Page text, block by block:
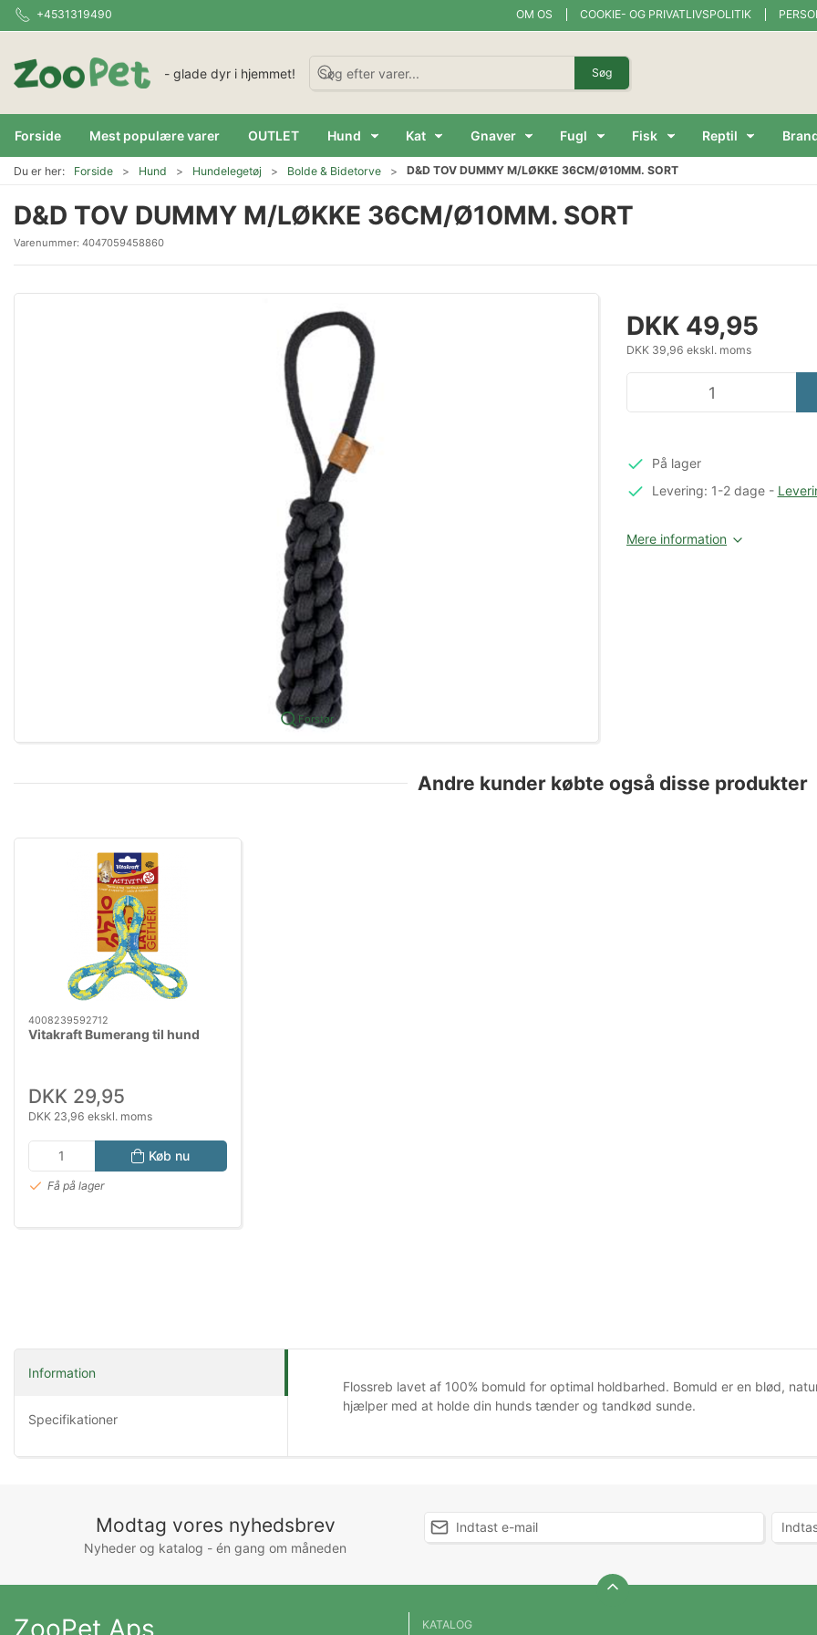
+4531319490 OM OS COOKIE- OG PRIVATLIVSPOLITIK
- glade dyr i hjemmet! Søg
Forside Mest populære varer OUTLET Hund Kat Gnaver Fugl Fisk Reptil
Du er her: Forside Hund Hundelegetøj Bolde & Bidetorve D&D TOV DUMMY M/LØKKE 36CM/Ø10MM. SORT
D&D TOV DUMMY M/LØKKE 36CM/Ø10MM. SORT
Varenummer: 4047059458860
Forstør
DKK 49,95
DKK 39,96 ekskl. moms
På lager
Levering: 1-2 dage-
Mere information
Andre kunder købte også disse produkter
4008239592712
Vitakraft Bumerang til hund
DKK 29,95
DKK 23,96 ekskl. moms
Køb nu
Få på lager
Information
Specifikationer
Flossreb lavet af 100% bomuld for optimal holdbarhed. Bomuld er en blød,
hjælper med at holde din hunds tænder og tandkød sunde.
Modtag vores nyhedsbrev
Nyheder og katalog - én gang om måneden
ZooPet Aps KATALOG